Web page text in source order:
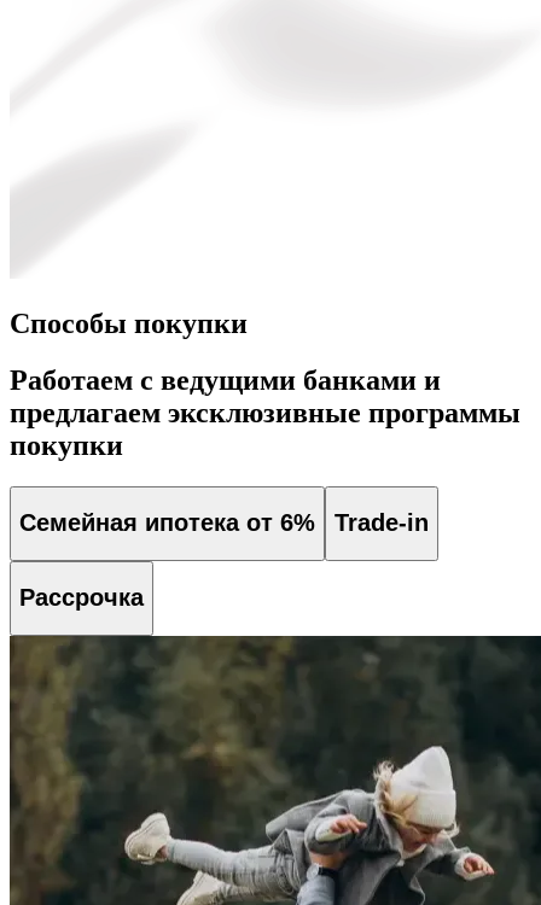
Способы покупки
Работаем с ведущими банками и
предлагаем эксклюзивные программы
покупки
Семейная ипотека от 6% Trade-in
Рассрочка